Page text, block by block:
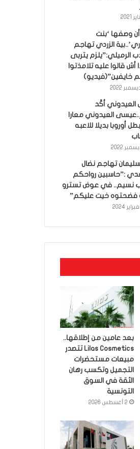
وصفها ‘بنت
الزردي تهاجم
الرميلي:”يلزم يتربى
أش قالوا عليه تلامذتوا
خايفين”(فيديو)
العيدوني أكّد
العيدوني معارا
أوروبا بديلا للاعبه
تهاجم نضال
:”حاسبين رواحكم
نسيم.. في عوض تسترو
فضحتوه خيت عليكم”
بعد عامين من إطلاقها..
Lilas Cosmetics تتصدر
مبيعات مستحضرات
التجميل وتكسب رهان
الثقة في السوق
التونسية
2 أغسطس 2026